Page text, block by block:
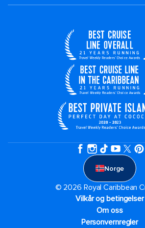
Norge
© 2026 Royal Caribbean
Vilkår og betingelser
Om oss
Personvernregler